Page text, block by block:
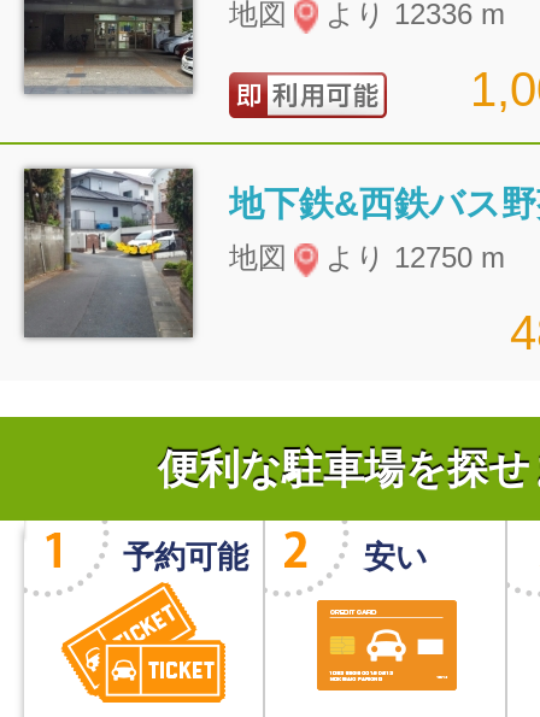
地図 より 12336 m
地図 より 12750 m
便利な駐車場を探
予約可能 安い